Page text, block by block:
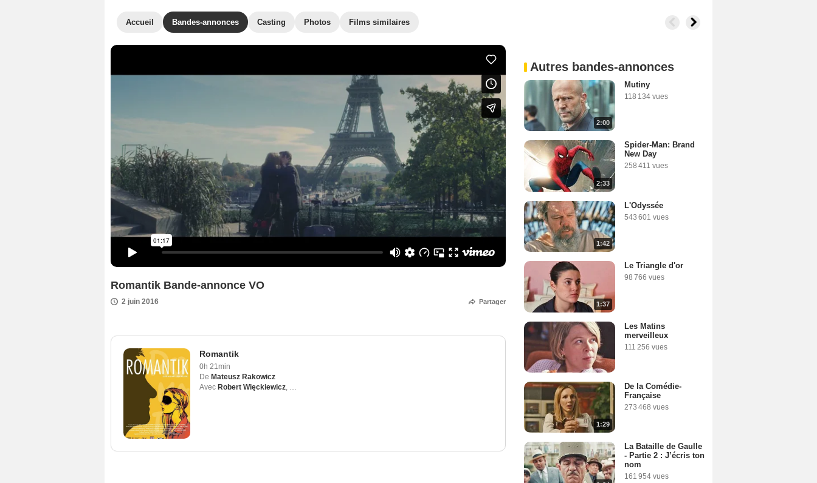
Accueil Bandes-annonces Casting Photos Films similaires
Romantik Bande-annonce VO
2 juin 2016 Partager
Romantik
0h 21min
De Mateusz Rakowicz
Avec Robert Więckiewicz, Justyna Wasilewska Halim Oudane
Autres bandes-annonces
2:00
Mutiny
118 134 vues
2:33
Spider-Man: Brand
New Day
258 411 vues
1:42
L'Odyssée
543 601 vues
1:37
Le Triangle d'or
98 766 vues
Les Matins
merveilleux
111 256 vues
1:29
De la Comédie-
Française
273 468 vues
La Bataille de Gaulle
- Partie 2 : J’écris ton
nom
161 954 vues